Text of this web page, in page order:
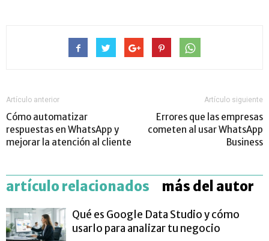
Artículo anterior
Cómo automatizar
respuestas en WhatsApp y
mejorar la atención al cliente
Artículo siguiente
Errores que las empresas
cometen al usar WhatsApp
Business
artículo relacionados más del autor
Qué es Google Data Studio y cómo
usarlo para analizar tu negocio